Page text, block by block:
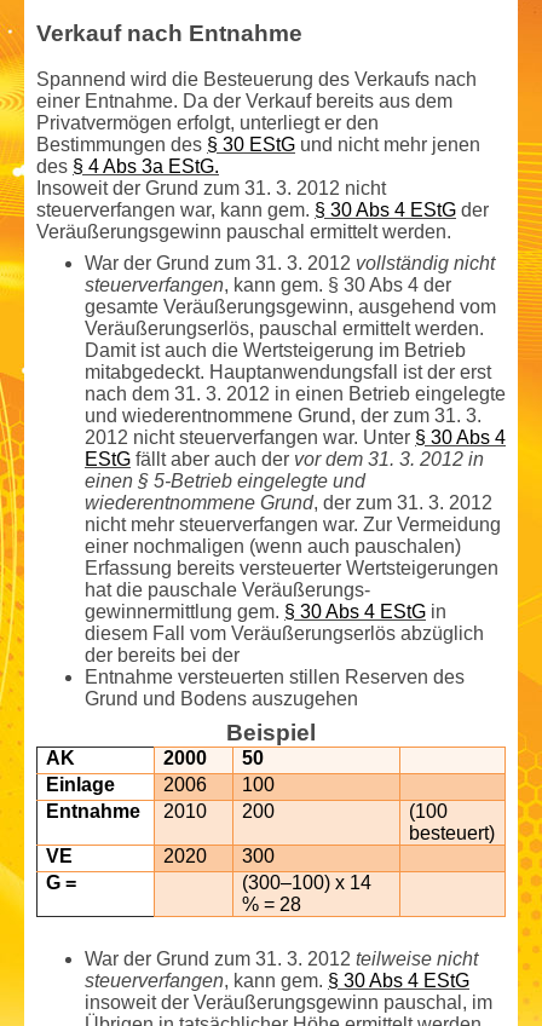
Verkauf nach Entnahme
Spannend wird die Besteuerung des Verkaufs nach
einer Entnahme. Da der Verkauf bereits aus dem
Privatvermögen erfolgt, unterliegt er den
Bestimmungen des § 30 EStG und nicht mehr jenen
des § 4 Abs 3a EStG.
Insoweit der Grund zum 31. 3. 2012 nicht
steuerverfangen war, kann gem. § 30 Abs 4 EStG der
Veräußerungs­gewinn pauschal ermittelt werden.
War der Grund zum 31. 3. 2012 vollständig nicht
steuerverfangen, kann gem. § 30 Abs 4 der
gesamte Veräußerungs­gewinn, ausgehend vom
Veräußerungserlös, pauschal ermittelt werden.
Damit ist auch die Wertsteigerung im Betrieb
mitabgedeckt. Hauptanwendungsfall ist der erst
nach dem 31. 3. 2012 in einen Betrieb eingelegte
und wiederentnommene Grund, der zum 31. 3.
2012 nicht steuerverfangen war. Unter § 30 Abs 4
EStG fällt aber auch der vor dem 31. 3. 2012 in
einen § 5-Betrieb eingelegte und
wiederentnommene Grund, der zum 31. 3. 2012
nicht mehr steuerverfangen war. Zur Vermeidung
einer nochmaligen (wenn auch pauschalen)
Erfassung bereits versteuerter Wertsteigerungen
hat die pauschale Veräußerungs­
gewinnermittlung gem. § 30 Abs 4 EStG in
diesem Fall vom Veräußerungserlös abzüglich
der bereits bei der
Entnahme versteuerten stillen Reserven des
Grund und Bodens auszugehen
Beispiel
AK 2000
50
Einlage
2006
100
Entnahme
2010 200
(100
besteuert)
VE
2020
300
G =
(300–100) x 14
% = 28
War der Grund zum 31. 3. 2012 teilweise nicht
steuerverfangen, kann gem. § 30 Abs 4 EStG
insoweit der Veräußerungs­gewinn pauschal, im